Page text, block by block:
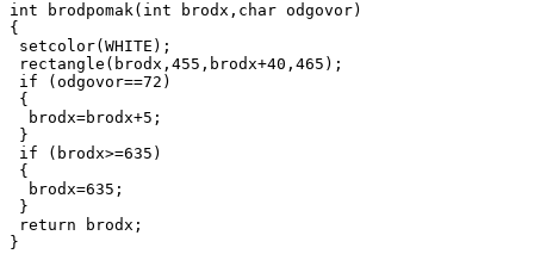
int brodpomak(int brodx,char odgovor)
{
setcolor(WHITE);
rectangle(brodx,455,brodx+40,465);
if (odgovor==72)
{
  brodx=brodx+5;
}
if (brodx>=635)
{
  brodx=635;
}
return brodx;
}